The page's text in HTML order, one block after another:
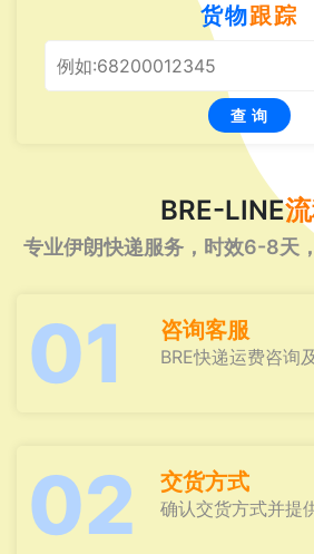
货物跟踪
查 询
BRE-LINE
专业伊朗快递服务，时效6-8天
01 咨询客服
BRE快递运费咨询
02 交货方式
确认交货方式并提